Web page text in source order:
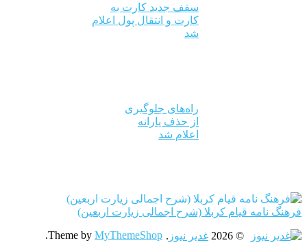
سقف جدید کارت به
کارت و انتقال پول اعلام
شد
راه‌های جلوگیری
از حذف یارانه
اعلام شد
فرهنگ نامه قیام کربلا (شرح اجمالی زیارت اربعین)
© 2026 غدیر نیوز .
Theme by MyThemeShop
.